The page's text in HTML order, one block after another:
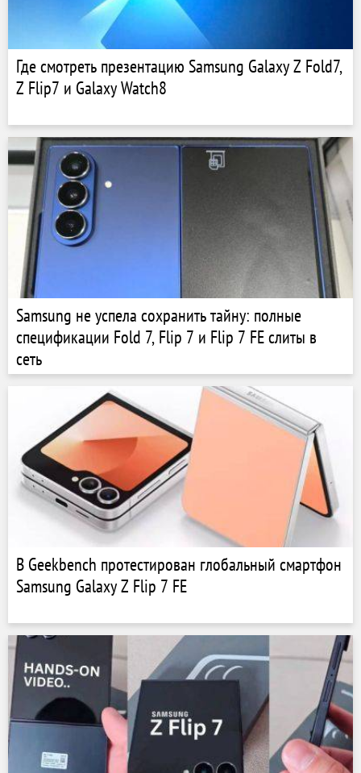
Где смотреть презентацию Samsung Galaxy Z Fold7,
Z Flip7 и Galaxy Watch8
Samsung не успела сохранить тайну: полные
спецификации Fold 7, Flip 7 и Flip 7 FE слиты в
сеть
В Geekbench протестирован глобальный смартфон
Samsung Galaxy Z Flip 7 FE